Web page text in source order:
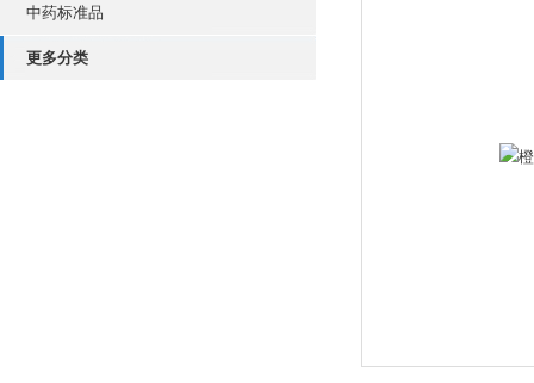
中药标准品
更多分类